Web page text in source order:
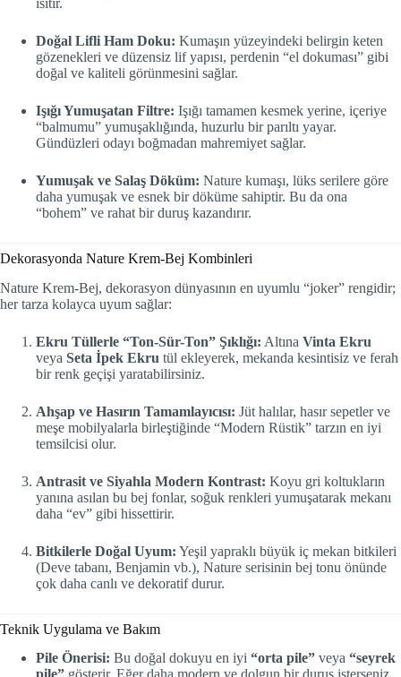
Doğal Lifli Ham Doku: Kumaşın yüzeyindeki belirgin keten
gözenekleri ve düzensiz lif yapısı, perdenin “el dokuması” gibi
doğal ve kaliteli görünmesini sağlar.
Işığı Yumuşatan Filtre: Işığı tamamen kesmek yerine, içeriye
“balmumu” yumuşaklığında, huzurlu bir parıltı yayar.
Gündüzleri odayı boğmadan mahremiyet sağlar.
Yumuşak ve Salaş Döküm: Nature kumaşı, lüks serilere göre
daha yumuşak ve esnek bir döküme sahiptir. Bu da ona
“bohem” ve rahat bir duruş kazandırır.
Dekorasyonda Nature Krem-Bej Kombinleri
Nature Krem-Bej, dekorasyon dünyasının en uyumlu “joker” rengidir;
her tarza kolayca uyum sağlar:
Ekru Tüllerle “Ton-Sür-Ton” Şıklığı: Altına Vinta Ekru
veya Seta İpek Ekru tül ekleyerek, mekanda kesintisiz ve ferah
bir renk geçişi yaratabilirsiniz.
Ahşap ve Hasırın Tamamlayıcısı: Jüt halılar, hasır sepetler ve
meşe mobilyalarla birleştiğinde “Modern Rüstik” tarzın en iyi
temsilcisi olur.
Antrasit ve Siyahla Modern Kontrast: Koyu gri koltukların
yanına asılan bu bej fonlar, soğuk renkleri yumuşatarak mekanı
daha “ev” gibi hissettirir.
Bitkilerle Doğal Uyum: Yeşil yapraklı büyük iç mekan bitkileri
(Deve tabanı, Benjamin vb.), Nature serisinin bej tonu önünde
çok daha canlı ve dekoratif durur.
Teknik Uygulama ve Bakım
Pile Önerisi: Bu doğal dokuyu en iyi “orta pile” veya “seyrek